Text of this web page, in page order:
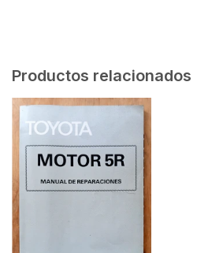
Productos relacionados